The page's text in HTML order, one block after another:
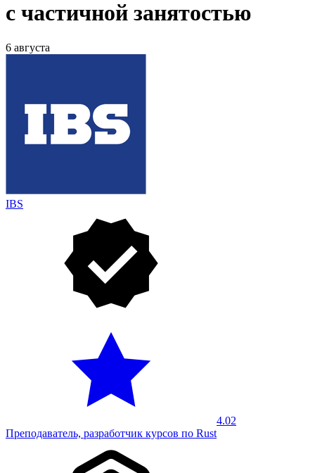
с частичной занятостью
6 августа
IBS
4.02
Преподаватель, разработчик курсов по Rust